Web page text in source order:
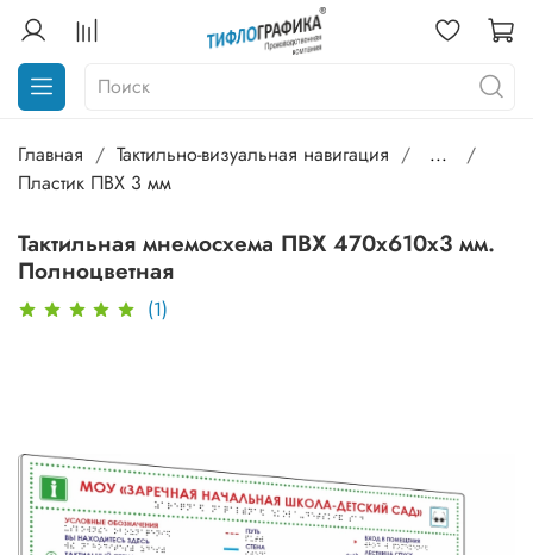
Главная Тактильно-визуальная навигация
...
Пластик ПВХ 3 мм
Тактильная мнемосхема ПВХ 470х610х3 мм.
Полноцветная
(1)